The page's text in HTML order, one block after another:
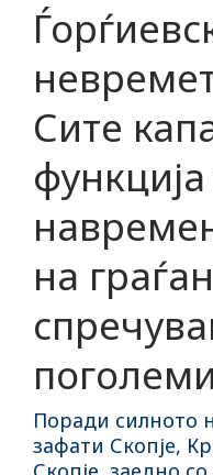
Сите
функција
на
Поради силното
зафати Скопје,